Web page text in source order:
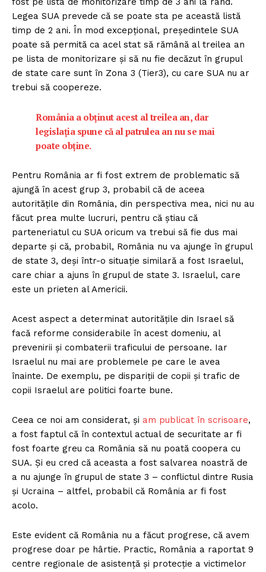
Legea SUA prevede că se poate sta pe această listă
timp de 2 ani. În mod excepțional, președintele SUA
poate să permită ca acel stat să rămână al treilea an
pe lista de monitorizare și să nu fie decăzut în grupul
de state care sunt în Zona 3 (Tier3), cu care SUA nu ar
trebui să coopereze.
România a obținut acest al treilea an, dar
legislația spune că al patrulea an nu se mai
poate obține.
Pentru România ar fi fost extrem de problematic să
ajungă în acest grup 3, probabil că de aceea
autoritățile din România, din perspectiva mea, nici nu au
făcut prea multe lucruri, pentru că știau că
parteneriatul cu SUA oricum va trebui să fie dus mai
departe și că, probabil, România nu va ajunge în grupul
de state 3, deși într-o situație similară a fost Israelul,
care chiar a ajuns în grupul de state 3. Israelul, care
este un prieten al Americii.
Acest aspect a determinat autoritățile din Israel să
facă reforme considerabile în acest domeniu, al
prevenirii și combaterii traficului de persoane. Iar
Israelul nu mai are problemele pe care le avea
înainte. De exemplu, pe dispariții de copii și trafic de
copii Israelul are politici foarte bune.
Ceea ce noi am considerat, și am publicat în scrisoare,
a fost faptul că în contextul actual de securitate ar fi
fost foarte greu ca România să nu poată coopera cu
SUA. Și eu cred că aceasta a fost salvarea noastră de
a nu ajunge în grupul de state 3 – conflictul dintre Rusia
și Ucraina – altfel, probabil că România ar fi fost
acolo.
Este evident că România nu a făcut progrese, că avem
progrese doar pe hârtie. Practic, România a raportat 9
centre regionale de asistență și protecție a victimelor